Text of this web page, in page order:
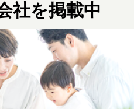
社を掲載中